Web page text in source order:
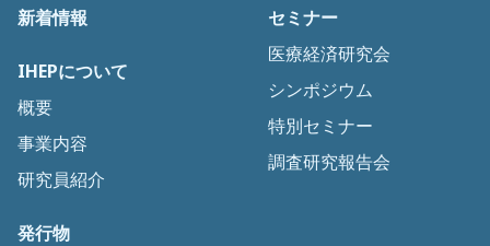
新着情報
IHEPについて
概要
事業内容
研究員紹介
セミナー
医療経済研究会
シンポジウム
特別セミナー
調査研究報告会
発行物